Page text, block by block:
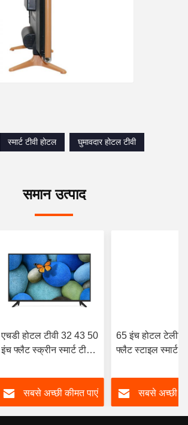
स्मार्ट टीवी होटल घुमावदार होटल टीवी
समान उत्पाद
एचडी होटल टीवी 32 43 50
इंच फ्लैट स्क्रीन स्मार्ट टीवी
यूएसबी OEM Oled
सबसे अच्छी कीमत पाएं
65 इंच होटल
फ्लैट स्टाइल स्मार्ट
सबसे अच्छी